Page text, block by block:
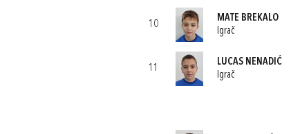
10
MATE BREKALO
Igrač
11
LUCAS NENADIĆ
Igrač